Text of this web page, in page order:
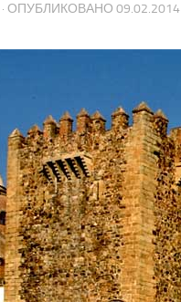
· ОПУБЛИКОВАНО 09.02.2014